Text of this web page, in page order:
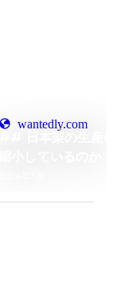
wantedly.com